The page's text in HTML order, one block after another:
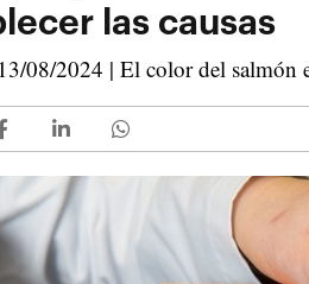
las causas
08/2024 | El color del salmón